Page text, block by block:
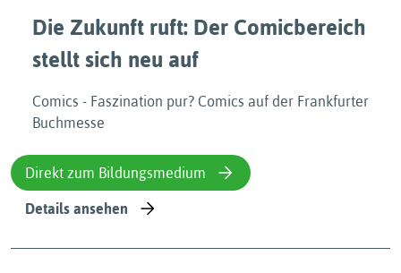
Die Zukunft ruft: Der Comicbereich
stellt sich neu auf
Comics - Faszination pur? Comics auf der Frankfurter
Buchmesse
Direkt zum Bildungsmedium
Details ansehen